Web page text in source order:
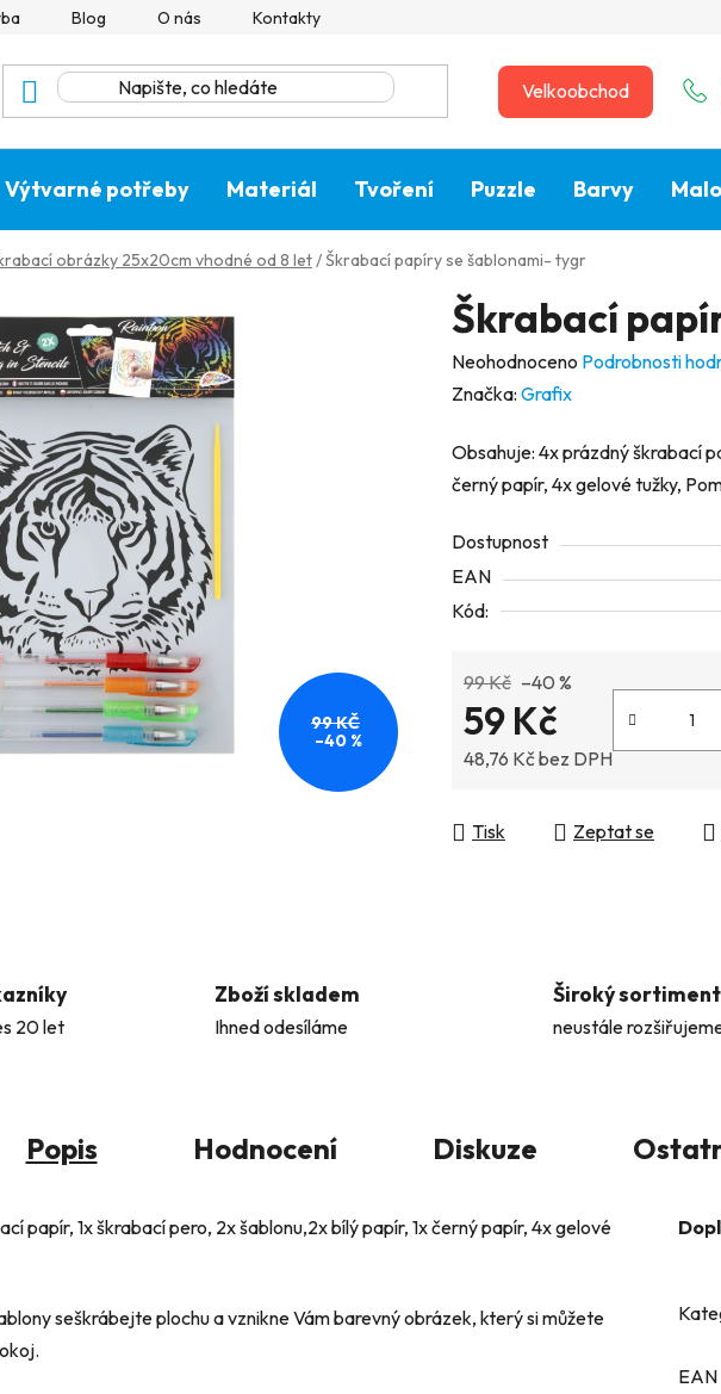
Blog O nás Kontakty
Velkoobchod
Výtvarné potřeby Materiál Tvoření Puzzle Barvy
obrázky 25x20cm vhodné od 8 let/Škrabací papíry se šablonami- tygr
Škrabací
Průměrné
hodnocení
je
0,0
5
hvězdiček.
Neohodnoceno Podrobnosti
Značka: Grafix
Obsahuje: 4x prázdný škrabací
černý papír, 4x gelové tužky,
Dostupnost
EAN
Kód:
99 Kč –40 %
59 Kč
48,76 Kč bez DPH
Tisk Zeptat se
99 KČ
–40 %
20 let
Zboží skladem
Ihned odesíláme
Široký sortiment
neustále
Popis Hodnocení Diskuze
papír, 1x škrabací pero, 2x šablonu,2x bílý papír, 1x černý papír, 4x gelové
seškrábejte plochu a vznikne Vám barevný obrázek, který si můžete
EAN